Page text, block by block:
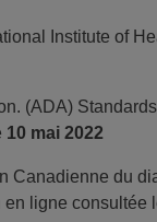
Institute of
(ADA)
10 mai 2022
Canadienne du
ligne consultée